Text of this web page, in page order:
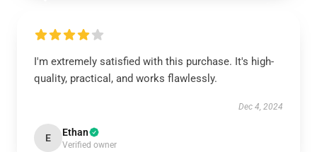
I'm extremely satisfied with this purchase. It's high-
quality, practical, and works flawlessly.
Dec 4, 2024
E Ethan
Verified owner